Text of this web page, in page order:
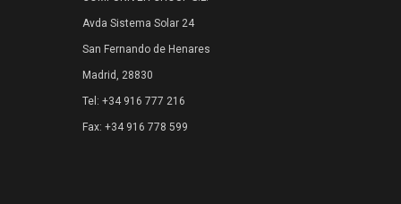
Avda Sistema Solar 24
San Fernando de Henares
Madrid, 28830
Tel: +34 916 777 216
Fax: +34 916 778 599